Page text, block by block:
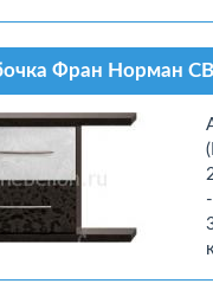
Фран Норман